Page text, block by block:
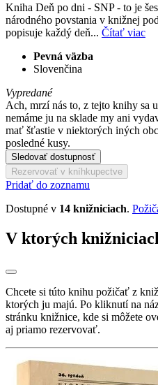
Kniha Deň po dni - SNP - to je
národného povstania v knižnej
popisuje každý deň... Čítať viac
Pevná väzba
Slovenčina
Vypredané
Ach, mrzí nás to, z tejto knihy sa
nemáme ju na sklade my ani
mať šťastie v niektorých iných
posledné kusy.
Sledovať dostupnosť
Rezervovať v kníhkupectve
Pridať do zoznamu
Dostupné v 14 knižniciach.
V ktorých
Chcete si túto knihu požičať z
ktorých ju majú. Po kliknutí na
stránku knižnice, kde si môžete
aj priamo rezervovať.